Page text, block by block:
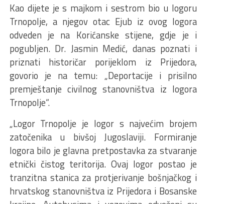
Kao dijete je s majkom i sestrom bio u logoru
Trnopolje, a njegov otac Ejub iz ovog logora
odveden je na Korićanske stijene, gdje je i
pogubljen. Dr. Jasmin Medić, danas poznati i
priznati historičar porijeklom iz Prijedora,
govorio je na temu: „Deportacije i prisilno
premještanje civilnog stanovništva iz logora
Trnopolje“.
„Logor Trnopolje je logor s najvećim brojem
zatočenika u bivšoj Jugoslaviji. Formiranje
logora bilo je glavna pretpostavka za stvaranje
etnički čistog teritorija. Ovaj logor postao je
tranzitna stanica za protjerivanje bošnjačkog i
hrvatskog stanovništva iz Prijedora i Bosanske